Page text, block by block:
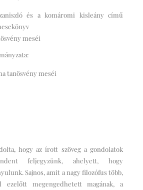
és a komáromi kisleány című
meséi
tanösvény meséi
hogy az írott szöveg a gondolatok
feljegyzünk, ahelyett, hogy
Sajnos, amit a nagy filozófus több,
megengedhetett magának, a